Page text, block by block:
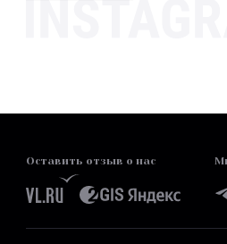
Оставить отзыв о нас